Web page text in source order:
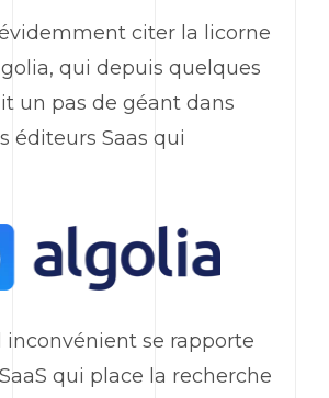
citer la licorne
qui depuis quelques
un pas de géant dans
éditeurs Saas qui
inconvénient se rapporte
qui place la recherche